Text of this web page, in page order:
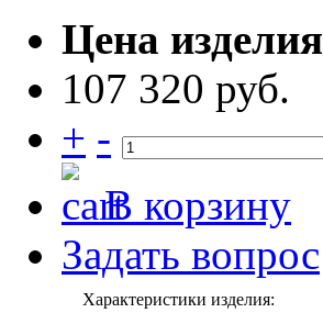
Цена изделия
107 320 руб.
+ -
В корзину
Задать вопрос
Характеристики изделия: